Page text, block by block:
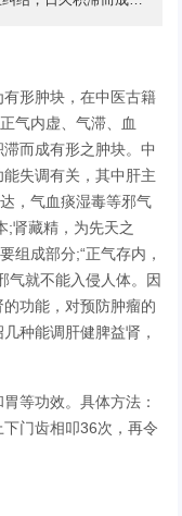
形肿块，在中医古籍
气内虚、气滞、血
而成有形之肿块。中
失调有关，其中肝主
，气血痰湿毒等邪气
;肾藏精，为先天之
组成部分;“正气存内，
气就不能入侵人体。因
功能，对预防肿瘤的
种能调肝健脾益肾，
等功效。具体方法：
门齿相叩36次，再令